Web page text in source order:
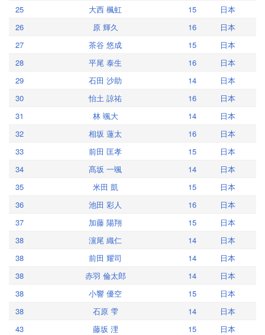
25
大西 楓虹 15
日本
26
原 輝久 16
日本
27
茶谷 悠成 15
日本
28
平尾 泰生 16
日本
29
石田 沙助 14
日本
30
怡土 諒祐 16
日本
31
林 颯大 14
日本
32
相坂 蓮太 16
日本
33
前田 匡孝 15
日本
34
髙坂 一颯 14
日本
35
米田 凱 15
日本
36
池田 彩人 16
日本
37
加藤 陽翔 15
日本
38
濵尾 織仁 14
日本
38
前田 耀司 14
日本
38
赤羽 倫太郎 14
日本
38
小響 優空 15
日本
38
石原 雫 14
日本
43
藤坂 浬 15
日本